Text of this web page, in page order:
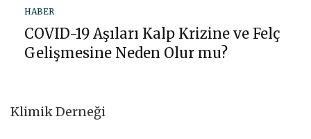
HABER
COVID-19 Aşıları Kalp Krizine ve Felç
Gelişmesine Neden Olur mu?
Klimik Derneği